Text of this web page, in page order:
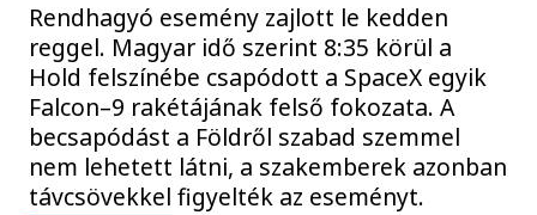
Rendhagyó esemény zajlott le kedden
reggel. Magyar idő szerint 8:35 körül a
Hold felszínébe csapódott a SpaceX egyik
Falcon–9 rakétájának felső fokozata. A
becsapódást a Földről szabad szemmel
nem lehetett látni, a szakemberek azonban
távcsövekkel figyelték az eseményt.